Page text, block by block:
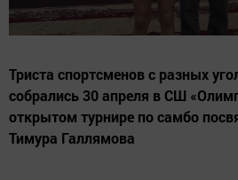
Триста спортсменов с разных
собрались 30 апреля в СШ
открытом турнире по самбо
Тимура Галлямова